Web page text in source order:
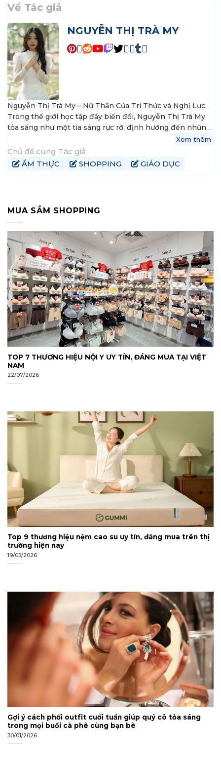
Về Tác giả
NGUYỄN THỊ TRÀ MY
Nguyễn Thị Trà My – Nữ Thần Của Tri Thức và Nghị Lực.
Trong thế giới học tập đầy biến đổi, Nguyễn Thị Trà My
tỏa sáng như một tia sáng rực rỡ, định hướng đến những
nguyên tắc vững vàng của tri thức và khát vọng thành
công. Hiện tại, My là trưởng nhóm nội dung tại
tophanoiaz.com, nơi cô góp phần xây dựng và chia sẻ
kiến thức đến cộng đồng mạng.
Xem thêm
Chủ đề cùng Tác giả
ẨM THỰC
SHOPPING GIÁO DỤC
MUA SẮM SHOPPING
TOP 7 THƯƠNG HIỆU NỘI Y UY TÍN, ĐÁNG MUA TẠI VIỆT
NAM
22/07/2026
Top 9 thương hiệu nệm cao su uy tín, đáng mua trên thị
trường hiện nay
19/05/2026
Gợi ý cách phối outfit cuối tuần giúp quý cô tỏa sáng
trong mọi buổi cà phê cùng bạn bè
30/01/2026